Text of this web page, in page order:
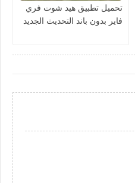
تحميل تطبيق هيد شوت فري
فاير بدون باند التحديث الجديد